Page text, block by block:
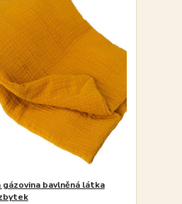
bavlněná látka